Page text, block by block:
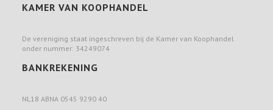
KAMER VAN KOOPHANDEL
De vereniging staat ingeschreven bij de Kamer van Koophandel
onder nummer: 34249074
BANKREKENING
NL18 ABNA 0545 9290 40